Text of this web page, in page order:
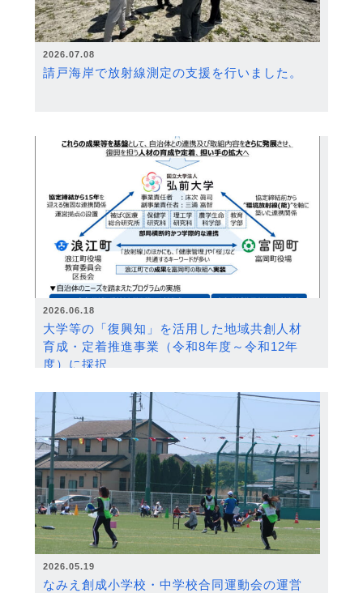
2026.07.08
請戸海岸で放射線測定の支援を行いました。
2026.06.18
大学等の「復興知」を活用した地域共創人材
育成・定着推進事業（令和8年度～令和12年
度）に採択
2026.05.19
なみえ創成小学校・中学校合同運動会の運営